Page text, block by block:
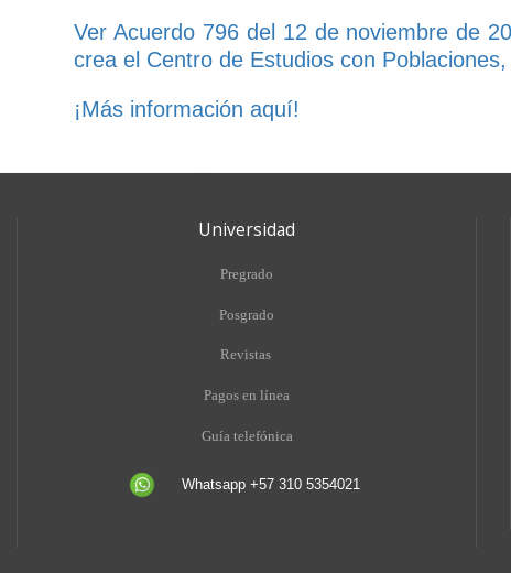
Ver Acuerdo 796 del 12 de noviembre de
crea el Centro de Estudios con
¡Más información aquí!
Universidad
Pregrado
Posgrado
Revistas
Pagos en línea
Guía telefónica
Whatsapp +57 310 5354021